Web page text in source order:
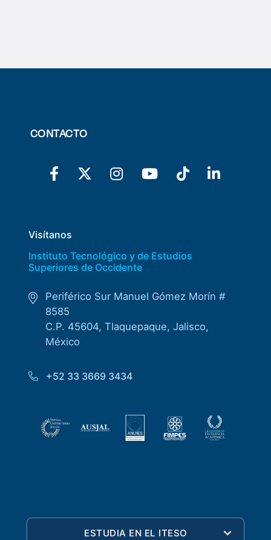
CONTACTO
Visítanos
Instituto Tecnológico y de Estudios
Superiores de Occidente
Periférico Sur Manuel Gómez Morín #
8585
C.P. 45604, Tlaquepaque, Jalisco,
México
+52 33 3669 3434
ESTUDIA EN EL ITESO